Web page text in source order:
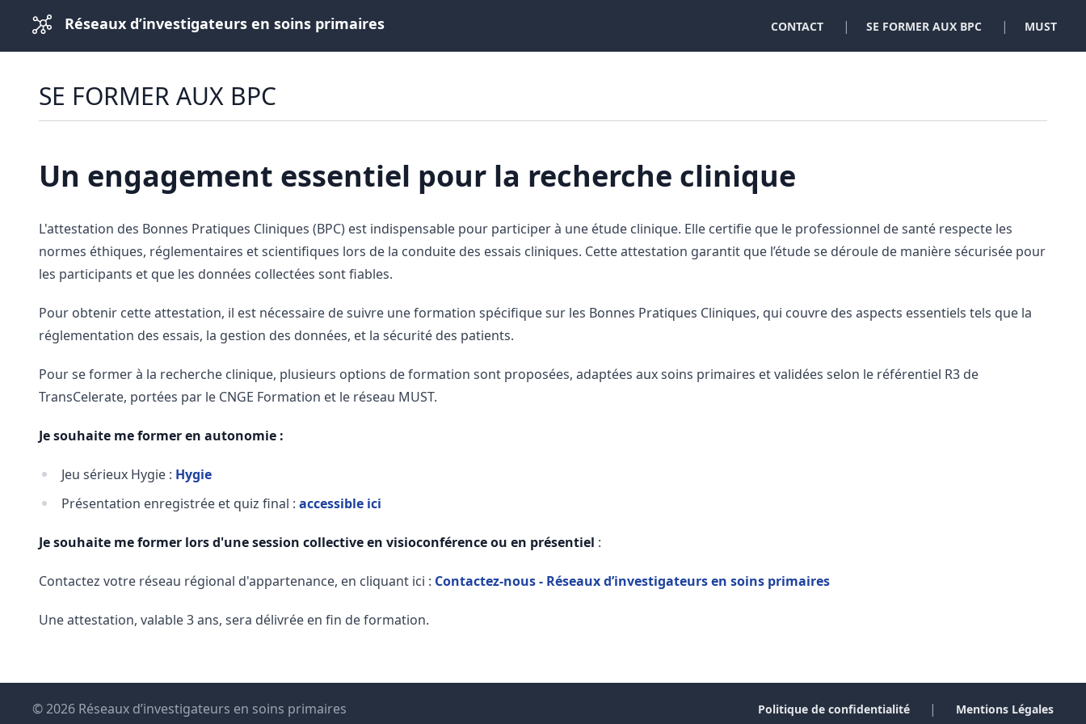
Réseaux d’investigateurs en soins primaires CONTACT | SE FORMER AUX BPC | MUST
SE FORMER AUX BPC
Un engagement essentiel pour la recherche clinique
L'attestation des Bonnes Pratiques Cliniques (BPC) est indispensable pour participer à une étude clinique. Elle certifie que le professionnel de santé respecte les
normes éthiques, réglementaires et scientifiques lors de la conduite des essais cliniques. Cette attestation garantit que l’étude se déroule de manière sécurisée pour
les participants et que les données collectées sont fiables.
Pour obtenir cette attestation, il est nécessaire de suivre une formation spécifique sur les Bonnes Pratiques Cliniques, qui couvre des aspects essentiels tels que la
réglementation des essais, la gestion des données, et la sécurité des patients.
Pour se former à la recherche clinique, plusieurs options de formation sont proposées, adaptées aux soins primaires et validées selon le référentiel R3 de
TransCelerate, portées par le CNGE Formation et le réseau MUST.
Je souhaite me former en autonomie :
Jeu sérieux Hygie : Hygie
Présentation enregistrée et quiz final : accessible ici
Je souhaite me former lors d'une session collective en visioconférence ou en présentiel :
Contactez votre réseau régional d'appartenance, en cliquant ici : Contactez-nous - Réseaux d’investigateurs en soins primaires
Une attestation, valable 3 ans, sera délivrée en fin de formation.
© 2026 Réseaux d’investigateurs en soins primaires Politique de confidentialité | Mentions Légales